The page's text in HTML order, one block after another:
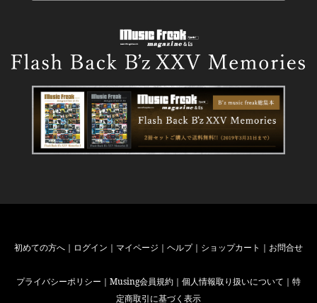
初めての方へ ｜ ログイン ｜ マイページ ｜ ヘルプ｜ ショップカート ｜ お問合せ
プライバシーポリシー ｜ Musing会員規約 ｜ 個人情報取り扱いについて ｜ 特
定商取引に基づく表示